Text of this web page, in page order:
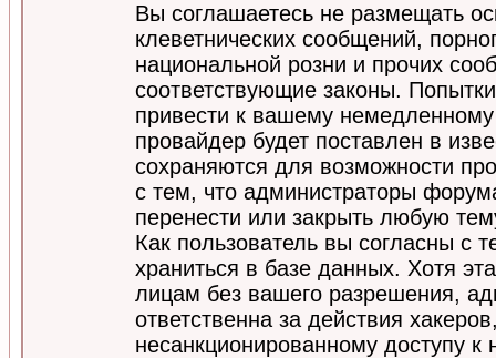
Вы соглашаетесь не размещать
клеветнических сообщений,
национальной розни и прочих
соответствующие законы.
привести к вашему
провайдер будет поставлен в
сохраняются для возможности
с тем, что администраторы
перенести или закрыть любую
Как пользователь вы согласны с
храниться в базе данных. Хотя
лицам без вашего разрешения,
ответственна за действия
несанкционированному доступу к